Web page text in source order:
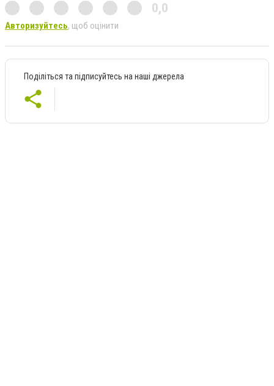
0,0
Авторизуйтесь, щоб оцінити
Поділіться та підписуйтесь на наші джерела